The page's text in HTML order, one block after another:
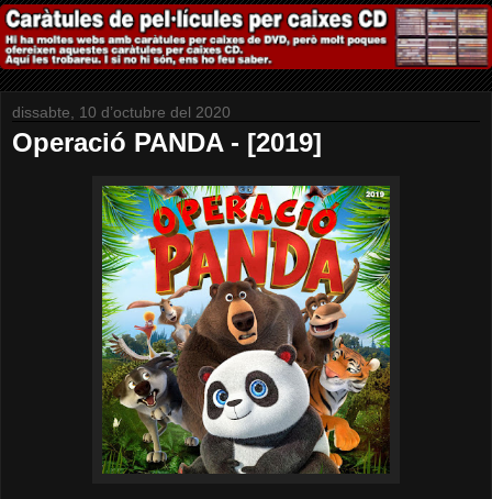
dissabte, 10 d’octubre del 2020
Operació PANDA - [2019]